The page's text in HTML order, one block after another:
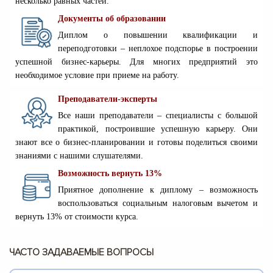
Документы об образовании
Диплом о повышении квалификации и
переподготовки – неплохое подспорье в построении
успешной бизнес-карьеры. Для многих предприятий это
необходимое условие при приеме на работу.
Преподаватели-эксперты
Все наши преподаватели – специалисты с большой
практикой, построившие успешную карьеру. Они
знают все о бизнес-планировании и готовы поделиться своими
знаниями с нашими слушателями.
Возможность вернуть 13%
Приятное дополнение к диплому – возможность
воспользоваться социальным налоговым вычетом и
вернуть 13% от стоимости курса.
ЧАСТО ЗАДАВАЕМЫЕ ВОПРОСЫ